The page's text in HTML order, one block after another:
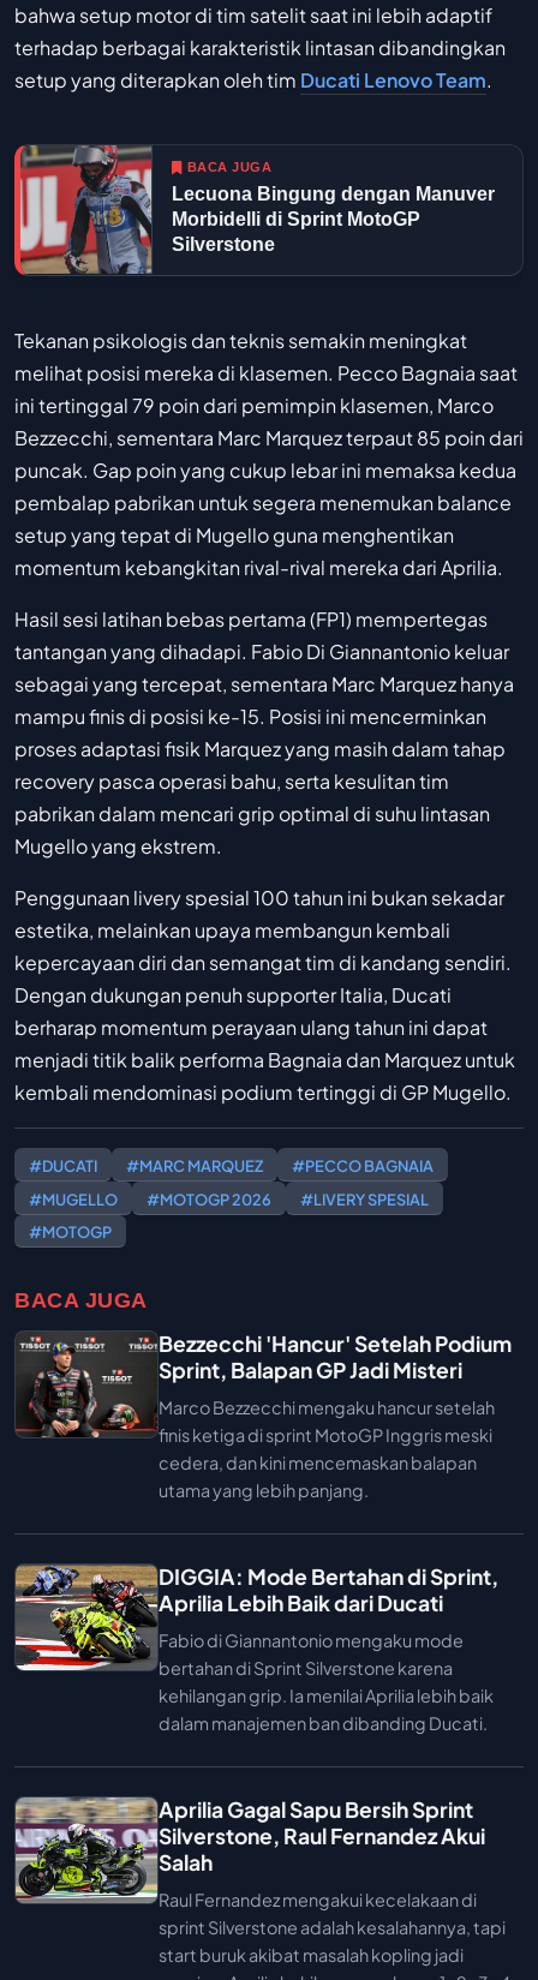
bahwa setup motor di tim satelit saat ini lebih adaptif
terhadap berbagai karakteristik lintasan dibandingkan
setup yang diterapkan oleh tim Ducati Lenovo Team.
BACA JUGA
Lecuona Bingung dengan Manuver
Morbidelli di Sprint MotoGP
Silverstone
Tekanan psikologis dan teknis semakin meningkat
melihat posisi mereka di klasemen. Pecco Bagnaia saat
ini tertinggal 79 poin dari pemimpin klasemen, Marco
Bezzecchi, sementara Marc Marquez terpaut 85 poin dari
puncak. Gap poin yang cukup lebar ini memaksa kedua
pembalap pabrikan untuk segera menemukan balance
setup yang tepat di Mugello guna menghentikan
momentum kebangkitan rival-rival mereka dari Aprilia.
Hasil sesi latihan bebas pertama (FP1) mempertegas
tantangan yang dihadapi. Fabio Di Giannantonio keluar
sebagai yang tercepat, sementara Marc Marquez hanya
mampu finis di posisi ke-15. Posisi ini mencerminkan
proses adaptasi fisik Marquez yang masih dalam tahap
recovery pasca operasi bahu, serta kesulitan tim
pabrikan dalam mencari grip optimal di suhu lintasan
Mugello yang ekstrem.
Penggunaan livery spesial 100 tahun ini bukan sekadar
estetika, melainkan upaya membangun kembali
kepercayaan diri dan semangat tim di kandang sendiri.
Dengan dukungan penuh supporter Italia, Ducati
berharap momentum perayaan ulang tahun ini dapat
menjadi titik balik performa Bagnaia dan Marquez untuk
kembali mendominasi podium tertinggi di GP Mugello.
#DUCATI #MARC MARQUEZ
#PECCO BAGNAIA
#MUGELLO
#MOTOGP 2026
#LIVERY SPESIAL
#MOTOGP
BACA JUGA
Bezzecchi 'Hancur' Setelah Podium
Sprint, Balapan GP Jadi Misteri
Marco Bezzecchi mengaku hancur setelah
finis ketiga di sprint MotoGP Inggris meski
cedera, dan kini mencemaskan balapan
utama yang lebih panjang.
DIGGIA: Mode Bertahan di Sprint,
Aprilia Lebih Baik dari Ducati
Fabio di Giannantonio mengaku mode
bertahan di Sprint Silverstone karena
kehilangan grip. Ia menilai Aprilia lebih baik
dalam manajemen ban dibanding Ducati.
Aprilia Gagal Sapu Bersih Sprint
Silverstone, Raul Fernandez Akui
Salah
Raul Fernandez mengakui kecelakaan di
sprint Silverstone adalah kesalahannya, tapi
start buruk akibat masalah kopling jadi